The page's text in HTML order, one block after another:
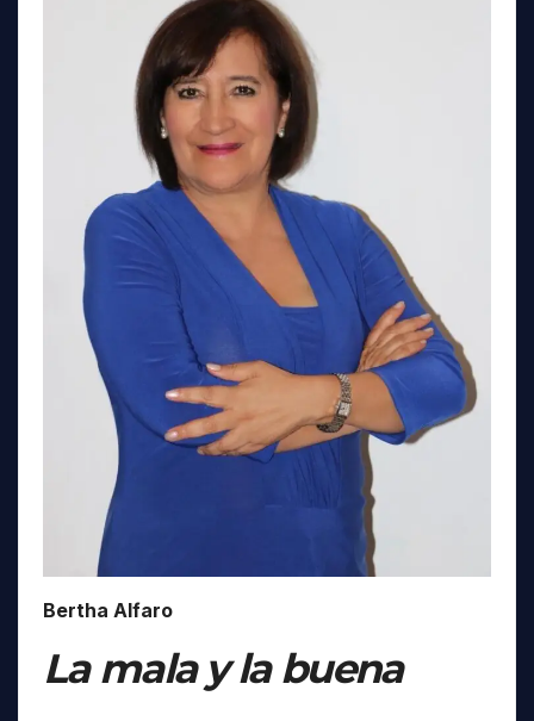
Bertha Alfaro
La mala y la buena